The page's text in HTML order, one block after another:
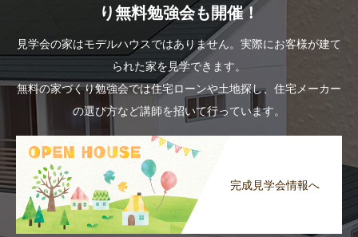
り無料勉強会も開催！
見学会の家はモデルハウスではありません。実際にお客様が建て
られた家を見学できます。
無料の家づくり勉強会では住宅ローンや土地探し、住宅メーカー
の選び方など講師を招いて行っています。
完成見学会情報へ